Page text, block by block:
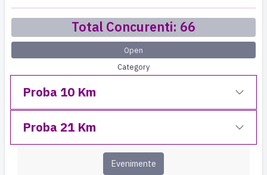
Total Concurenti: 66
Open
Category
Proba 10 Km
Proba 21 Km
Evenimente